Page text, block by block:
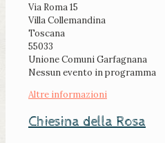
Via Roma 15
Villa Collemandina
Toscana
55033
Unione Comuni Garfagnana
Nessun evento in programma
Altre informazioni
Chiesina della Rosa